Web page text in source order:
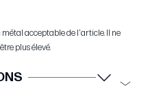
acceptable de l'article. Il ne
plus élevé.